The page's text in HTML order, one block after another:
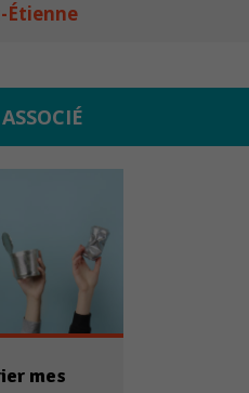
Étienne
mes